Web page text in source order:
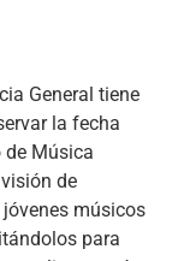
General tiene
la fecha
de Música
de
músicos
para